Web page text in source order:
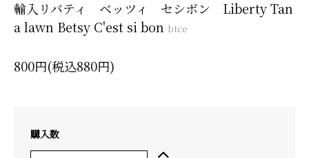
輸入リバティ ベッツィ セシボン Liberty Tan
a lawn Betsy C'est si bon btce
800円(税込880円)
購入数